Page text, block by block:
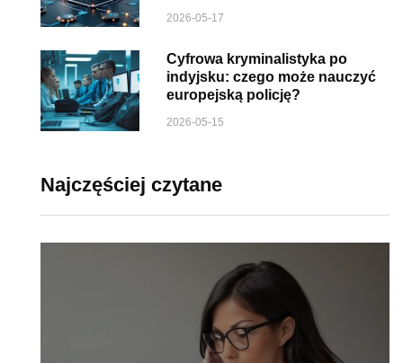
2026-05-17
Cyfrowa kryminalistyka po
indyjsku: czego może nauczyć
europejską policję?
2026-05-15
Najczęściej czytane